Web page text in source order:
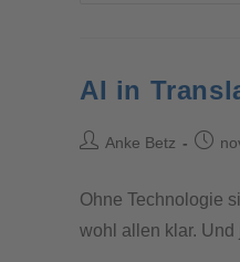
AI in
Anke Betz
Ohne Technologie
wohl allen klar.